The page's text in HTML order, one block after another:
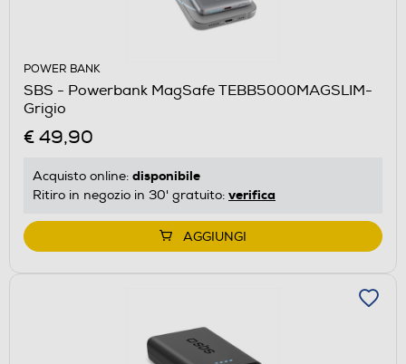
POWER BANK
SBS - Powerbank MagSafe TEBB5000MAGSLIM-
Grigio
€ 49,90
Acquisto online: disponibile
Ritiro in negozio in 30' gratuito: verifica
AGGIUNGI